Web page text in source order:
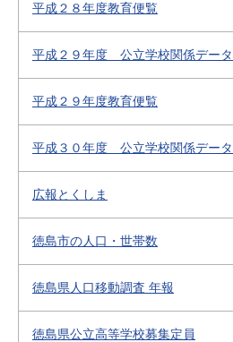
平成２８年度教育便覧
平成２９年度 公立学校関係データ
平成２９年度教育便覧
平成３０年度 公立学校関係データ
広報とくしま
徳島市の人口・世帯数
徳島県人口移動調査 年報
徳島県公立高等学校募集定員